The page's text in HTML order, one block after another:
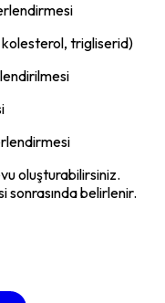
trigliserid)
oluşturabilirsiniz.
sonrasında belirlenir.